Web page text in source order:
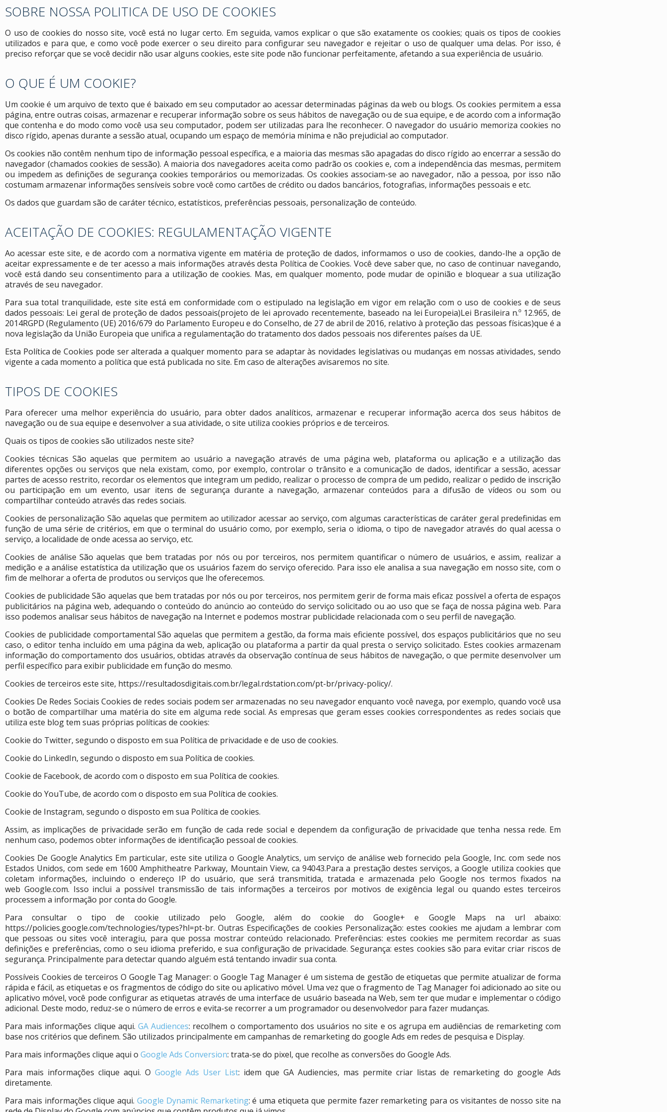
SOBRE NOSSA POLITICA DE USO DE COOKIES
O uso de cookies do nosso site, você está no lugar certo. Em seguida, vamos explicar o que são exatamente os cookies; quais os tipos de cookies
utilizados e para que, e como você pode exercer o seu direito para configurar seu navegador e rejeitar o uso de qualquer uma delas. Por isso, é
preciso reforçar que se você decidir não usar alguns cookies, este site pode não funcionar perfeitamente, afetando a sua experiência de usuário.
O QUE É UM COOKIE?
Um cookie é um arquivo de texto que é baixado em seu computador ao acessar determinadas páginas da web ou blogs. Os cookies permitem a essa
página, entre outras coisas, armazenar e recuperar informação sobre os seus hábitos de navegação ou de sua equipe, e de acordo com a informação
que contenha e do modo como você usa seu computador, podem ser utilizadas para lhe reconhecer. O navegador do usuário memoriza cookies no
disco rígido, apenas durante a sessão atual, ocupando um espaço de memória mínima e não prejudicial ao computador.
Os cookies não contêm nenhum tipo de informação pessoal específica, e a maioria das mesmas são apagadas do disco rígido ao encerrar a sessão do
navegador (chamados cookies de sessão). A maioria dos navegadores aceita como padrão os cookies e, com a independência das mesmas, permitem
ou impedem as definições de segurança cookies temporários ou memorizadas. Os cookies associam-se ao navegador, não a pessoa, por isso não
costumam armazenar informações sensíveis sobre você como cartões de crédito ou dados bancários, fotografias, informações pessoais e etc.
Os dados que guardam são de caráter técnico, estatísticos, preferências pessoais, personalização de conteúdo.
ACEITAÇÃO DE COOKIES: REGULAMENTAÇÃO VIGENTE
Ao acessar este site, e de acordo com a normativa vigente em matéria de proteção de dados, informamos o uso de cookies, dando-lhe a opção de
aceitar expressamente e de ter acesso a mais informações através desta Política de Cookies. Você deve saber que, no caso de continuar navegando,
você está dando seu consentimento para a utilização de cookies. Mas, em qualquer momento, pode mudar de opinião e bloquear a sua utilização
através de seu navegador.
Para sua total tranquilidade, este site está em conformidade com o estipulado na legislação em vigor em relação com o uso de cookies e de seus
dados pessoais: Lei geral de proteção de dados pessoais(projeto de lei aprovado recentemente, baseado na lei Europeia)Lei Brasileira n.º 12.965, de
2014RGPD (Regulamento (UE) 2016/679 do Parlamento Europeu e do Conselho, de 27 de abril de 2016, relativo à proteção das pessoas físicas)que é a
nova legislação da União Europeia que unifica a regulamentação do tratamento dos dados pessoais nos diferentes países da UE.
Esta Política de Cookies pode ser alterada a qualquer momento para se adaptar às novidades legislativas ou mudanças em nossas atividades, sendo
vigente a cada momento a política que está publicada no site. Em caso de alterações avisaremos no site.
TIPOS DE COOKIES
Para oferecer uma melhor experiência do usuário, para obter dados analíticos, armazenar e recuperar informação acerca dos seus hábitos de
navegação ou de sua equipe e desenvolver a sua atividade, o site utiliza cookies próprios e de terceiros.
Quais os tipos de cookies são utilizados neste site?
Cookies técnicas São aquelas que permitem ao usuário a navegação através de uma página web, plataforma ou aplicação e a utilização das
diferentes opções ou serviços que nela existam, como, por exemplo, controlar o trânsito e a comunicação de dados, identificar a sessão, acessar
partes de acesso restrito, recordar os elementos que integram um pedido, realizar o processo de compra de um pedido, realizar o pedido de inscrição
ou participação em um evento, usar itens de segurança durante a navegação, armazenar conteúdos para a difusão de vídeos ou som ou
compartilhar conteúdo através das redes sociais.
Cookies de personalização São aquelas que permitem ao utilizador acessar ao serviço, com algumas características de caráter geral predefinidas em
função de uma série de critérios, em que o terminal do usuário como, por exemplo, seria o idioma, o tipo de navegador através do qual acessa o
serviço, a localidade de onde acessa ao serviço, etc.
Cookies de análise São aquelas que bem tratadas por nós ou por terceiros, nos permitem quantificar o número de usuários, e assim, realizar a
medição e a análise estatística da utilização que os usuários fazem do serviço oferecido. Para isso ele analisa a sua navegação em nosso site, com o
fim de melhorar a oferta de produtos ou serviços que lhe oferecemos.
Cookies de publicidade São aquelas que bem tratadas por nós ou por terceiros, nos permitem gerir de forma mais eficaz possível a oferta de espaços
publicitários na página web, adequando o conteúdo do anúncio ao conteúdo do serviço solicitado ou ao uso que se faça de nossa página web. Para
isso podemos analisar seus hábitos de navegação na Internet e podemos mostrar publicidade relacionada com o seu perfil de navegação.
Cookies de publicidade comportamental São aquelas que permitem a gestão, da forma mais eficiente possível, dos espaços publicitários que no seu
caso, o editor tenha incluído em uma página da web, aplicação ou plataforma a partir da qual presta o serviço solicitado. Estes cookies armazenam
informação do comportamento dos usuários, obtidas através da observação contínua de seus hábitos de navegação, o que permite desenvolver um
perfil específico para exibir publicidade em função do mesmo.
Cookies de terceiros este site, https://resultadosdigitais.com.br/legal.rdstation.com/pt-br/privacy-policy/.
Cookies De Redes Sociais Cookies de redes sociais podem ser armazenadas no seu navegador enquanto você navega, por exemplo, quando você usa
o botão de compartilhar uma matéria do site em alguma rede social. As empresas que geram esses cookies correspondentes as redes sociais que
utiliza este blog tem suas próprias políticas de cookies:
Cookie do Twitter, segundo o disposto em sua Política de privacidade e de uso de cookies.
Cookie do LinkedIn, segundo o disposto em sua Política de cookies.
Cookie de Facebook, de acordo com o disposto em sua Política de cookies.
Cookie do YouTube, de acordo com o disposto em sua Política de cookies.
Cookie de Instagram, segundo o disposto em sua Política de cookies.
Assim, as implicações de privacidade serão em função de cada rede social e dependem da configuração de privacidade que tenha nessa rede. Em
nenhum caso, podemos obter informações de identificação pessoal de cookies.
Cookies De Google Analytics Em particular, este site utiliza o Google Analytics, um serviço de análise web fornecido pela Google, Inc. com sede nos
Estados Unidos, com sede em 1600 Amphitheatre Parkway, Mountain View, ca 94043.Para a prestação destes serviços, a Google utiliza cookies que
coletam informações, incluindo o endereço IP do usuário, que será transmitida, tratada e armazenada pelo Google nos termos fixados na
web Google.com. Isso inclui a possível transmissão de tais informações a terceiros por motivos de exigência legal ou quando estes terceiros
processem a informação por conta do Google.
Para consultar o tipo de cookie utilizado pelo Google, além do cookie do Google+ e Google Maps na url abaixo:
https://policies.google.com/technologies/types?hl=pt-br. Outras Especificações de cookies Personalização: estes cookies me ajudam a lembrar com
que pessoas ou sites você interagiu, para que possa mostrar conteúdo relacionado. Preferências: estes cookies me permitem recordar as suas
definições e preferências, como o seu idioma preferido, e sua configuração de privacidade. Segurança: estes cookies são para evitar criar riscos de
segurança. Principalmente para detectar quando alguém está tentando invadir sua conta.
Possíveis Cookies de terceiros O Google Tag Manager: o Google Tag Manager é um sistema de gestão de etiquetas que permite atualizar de forma
rápida e fácil, as etiquetas e os fragmentos de código do site ou aplicativo móvel. Uma vez que o fragmento de Tag Manager foi adicionado ao site ou
aplicativo móvel, você pode configurar as etiquetas através de uma interface de usuário baseada na Web, sem ter que mudar e implementar o código
adicional. Deste modo, reduz-se o número de erros e evita-se recorrer a um programador ou desenvolvedor para fazer mudanças.
Para mais informações clique aqui. GA Audiences: recolhem o comportamento dos usuários no site e os agrupa em audiências de remarketing com
base nos critérios que definem. São utilizados principalmente em campanhas de remarketing do google Ads em redes de pesquisa e Display.
Para mais informações clique aqui o Google Ads Conversion: trata-se do pixel, que recolhe as conversões do Google Ads.
Para mais informações clique aqui. O Google Ads User List: idem que GA Audiencies, mas permite criar listas de remarketing do google Ads
diretamente.
Para mais informações clique aqui.Google Dynamic Remarketing: é uma etiqueta que permite fazer remarketing para os visitantes de nosso site na